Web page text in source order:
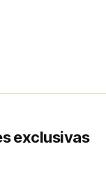
exclusivas